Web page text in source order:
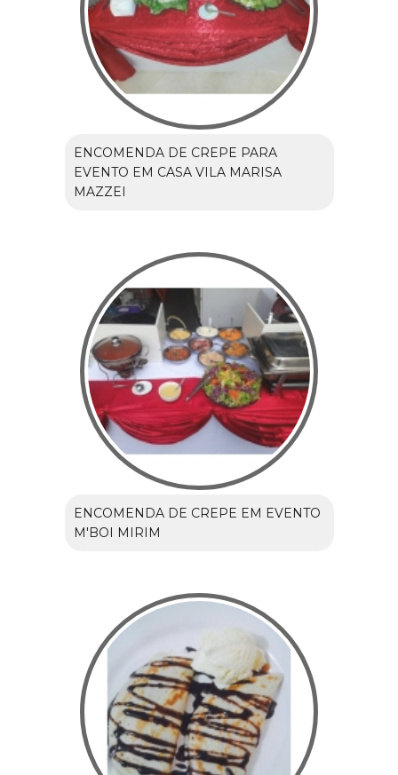
ENCOMENDA DE CREPE PARA
EVENTO EM CASA VILA MARISA
MAZZEI
ENCOMENDA DE CREPE EM EVENTO
M'BOI MIRIM